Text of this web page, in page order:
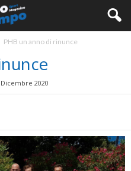
PHB un anno di rinunce
2020